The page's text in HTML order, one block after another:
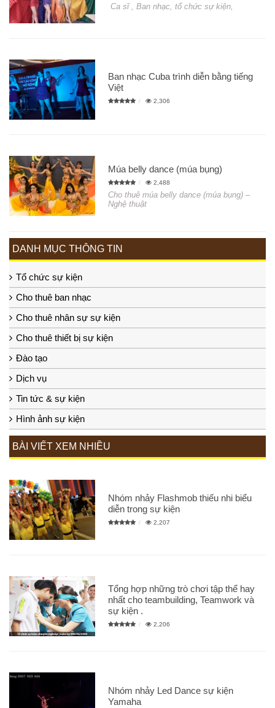
Ca sĩ , Ban nhạc, tổ chức sự kiện,
Ban nhạc Cuba trình diễn bằng tiếng
Việt
2,306
Múa belly dance (múa bụng)
2,488
Cho thuê múa belly dance (múa bụng) –
Nghệ thuật
DANH MỤC THÔNG TIN
Tổ chức sự kiện
Cho thuê ban nhạc
Cho thuê nhân sự sự kiện
Cho thuê thiết bị sự kiện
Đào tạo
Dịch vụ
Tin tức & sự kiện
Hình ảnh sự kiện
BÀI VIẾT XEM NHIỀU
Nhóm nhảy Flashmob thiếu nhi biểu
diễn trong sự kiện
2,207
Tổng hợp những trò chơi tập thể hay
nhất cho teambuilding, Teamwork và
sự kiện .
2,206
Nhóm nhảy Led Dance sự kiện
Yamaha